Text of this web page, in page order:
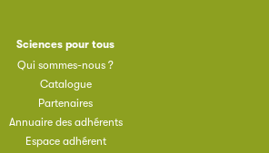
Sciences pour tous
Qui sommes-nous ?
Catalogue
Partenaires
Annuaire des adhérents
Espace adhérent